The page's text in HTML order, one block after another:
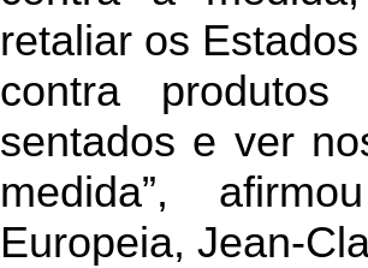
retaliar os
contra produtos
sentados e ver
medida”,
Europeia, Jean-